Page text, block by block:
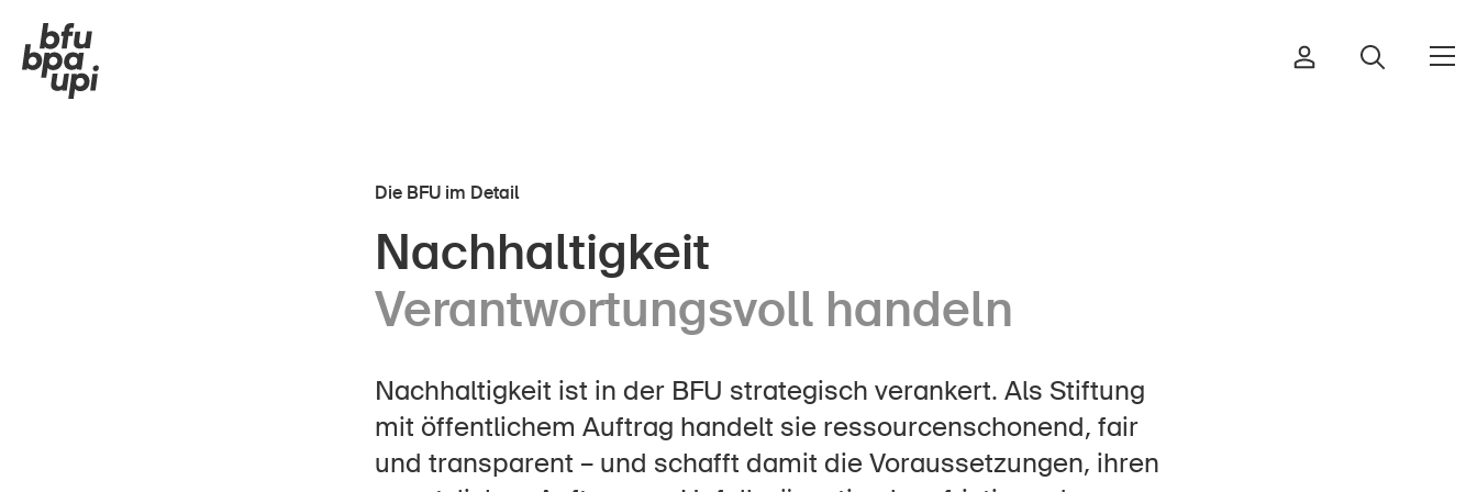
In der Kindheit
Im Alter
In der Schule
Im Unternehmen
Medien
Sinus Plus
Kampagnen
Rechtsfragen & Gerichtsentscheide
Sicherheitsdelegierte & Gemeinden
Die BFU im Detail
Nachhaltigkeit
Verantwortungsvoll handeln
Nachhaltigkeit ist in der BFU strategisch verankert. Als Stiftung
mit öffentlichem Auftrag handelt sie ressourcenschonend, fair
und transparent – und schafft damit die Voraussetzungen, ihren